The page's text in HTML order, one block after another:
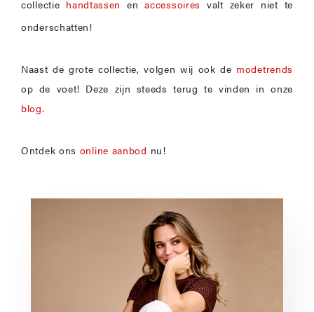
collectie handtassen enaccessoires valt zeker niet te
onderschatten!
Naast de grote collectie, volgen wij ook de modetrends
op de voet! Deze zijn steeds terug te vinden in onze
blog.
Ontdek ons online aanbod nu!